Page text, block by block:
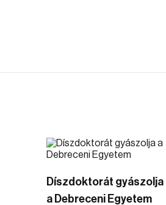
Díszdoktorát gyászolja
a Debreceni Egyetem